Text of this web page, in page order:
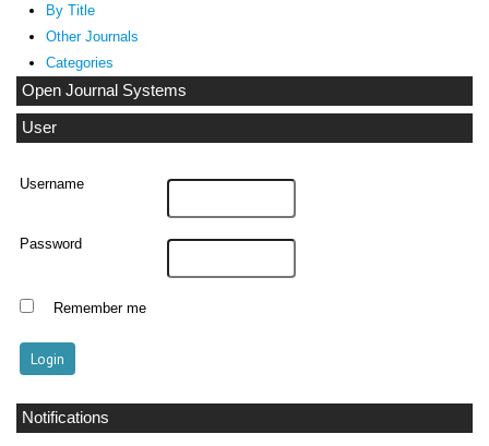
By Title
Other Journals
Categories
Open Journal Systems
User
Username
Password
Remember me
Notifications